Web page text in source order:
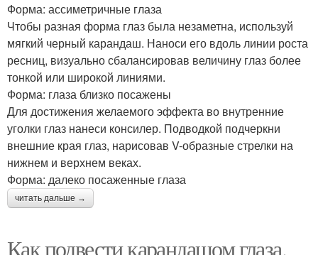
Форма: ассиметричные глаза
Чтобы разная форма глаз была незаметна, используй
мягкий черный карандаш. Наноси его вдоль линии роста
ресниц, визуально сбалансировав величину глаз более
тонкой или широкой линиями.
Форма: глаза близко посажены
Для достижения желаемого эффекта во внутренние
уголки глаз нанеси консилер. Подводкой подчеркни
внешние края глаз, нарисовав V-образные стрелки на
нижнем и верхнем веках.
Форма: далеко посаженные глаза
читать дальше →
Как подвести карандашом глаза.